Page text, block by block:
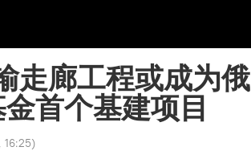
走廊工程或成为俄
首个基建项目
16:25)